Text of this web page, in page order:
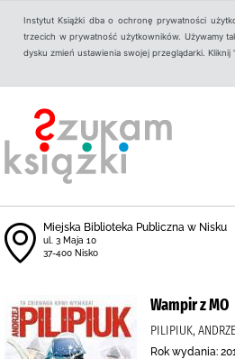
Instytut Książki dba o ochronę prywatności
trzecich w prywatność użytkowników. Używamy
dysku zmień ustawienia swojej przeglądarki.
Miejska Biblioteka Publiczna w Nisku
ul. 3 Maja 10
37-400 Nisko
Wampir z MO
PILIPIUK,
Rok wydania: